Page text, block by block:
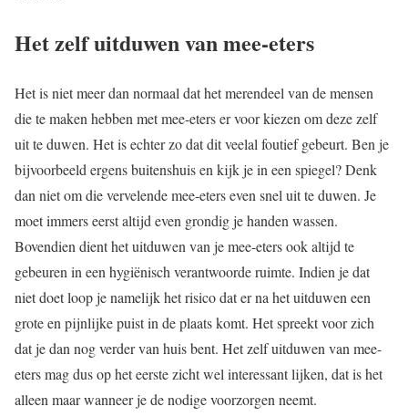
Het zelf uitduwen van mee-eters
Het is niet meer dan normaal dat het merendeel van de mensen
die te maken hebben met mee-eters er voor kiezen om deze zelf
uit te duwen. Het is echter zo dat dit veelal foutief gebeurt. Ben je
bijvoorbeeld ergens buitenshuis en kijk je in een spiegel? Denk
dan niet om die vervelende mee-eters even snel uit te duwen. Je
moet immers eerst altijd even grondig je handen wassen.
Bovendien dient het uitduwen van je mee-eters ook altijd te
gebeuren in een hygiënisch verantwoorde ruimte. Indien je dat
niet doet loop je namelijk het risico dat er na het uitduwen een
grote en pijnlijke puist in de plaats komt. Het spreekt voor zich
dat je dan nog verder van huis bent. Het zelf uitduwen van mee-
eters mag dus op het eerste zicht wel interessant lijken, dat is het
alleen maar wanneer je de nodige voorzorgen neemt.